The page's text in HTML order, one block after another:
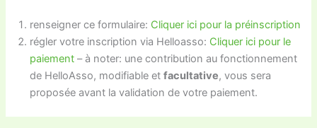
renseigner ce formulaire: Cliquer ici pour la préinscription
régler votre inscription via Helloasso: Cliquer ici pour le
paiement – à noter: une contribution au fonctionnement
de HelloAsso, modifiable etfacultative, vous sera
proposée avant la validation de votre paiement.